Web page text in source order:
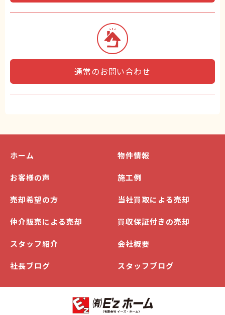
通常のお問い合わせ
ホーム 物件情報
お客様の声 施工例
売却希望の方 当社買取による売却
仲介販売による売却 買収保証付きの売却
スタッフ紹介 会社概要
社長ブログ スタッフブログ